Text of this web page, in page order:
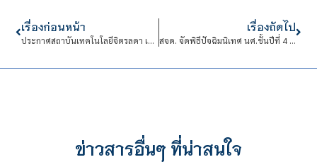
เรื่องก่อนหน้า
ประกาศสถาบันเทคโนโลยีจิตรลดา​ เรื่อง​ แนวทางการปฏิบัติ​งานของผู้บริหาร​ บุคลากร​ และมาตรการประหยัดพลังงานเพื่อรองรับผลกระทบจากสถานการณ์ความไม่สงบ​ในภูมิภาคตะวันออกกลาง
เรื่องถัดไป
สจด. จัดพิธีปัจฉิมนิเทศ นศ.ชั้นปีที่ 4 ดึงศิษย์เก่าร่วมแนะแนวเตรียมความพร้อมสู่โลกการทำงาน
ข่าวสารอื่นๆ ที่น่าสนใจ